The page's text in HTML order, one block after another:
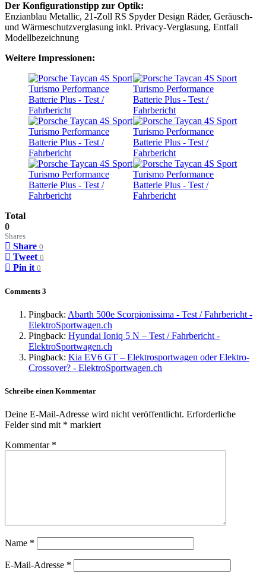
Der Konfigurationstipp zur Optik:
Enzianblau Metallic, 21-Zoll RS Spyder Design Räder, Geräusch-
und Wärmeschutzverglasung inkl. Privacy-Verglasung, Entfall
Modellbezeichnung
Weitere Impressionen:
Total
0
Shares
Share 0
Tweet 0
Pin it 0
Comments 3
Pingback: Abarth 500e Scorpionissima - Test / Fahrbericht -
ElektroSportwagen.ch
Pingback: Hyundai Ioniq 5 N – Test / Fahrbericht -
ElektroSportwagen.ch
Pingback: Kia EV6 GT – Elektrosportwagen oder Elektro-
Crossover? - ElektroSportwagen.ch
Schreibe einen Kommentar
Deine E-Mail-Adresse wird nicht veröffentlicht. Erforderliche
Felder sind mit * markiert
Kommentar *
Name *
E-Mail-Adresse *